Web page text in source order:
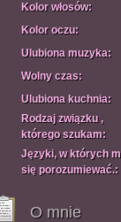
Kolor włosów:
Kolor oczu:
Ulubiona muzyka:
Wolny czas:
Ulubiona kuchnia:
Rodzaj związku ,
którego szukam:
Języki, w których
się porozumiewać.:
O mnie